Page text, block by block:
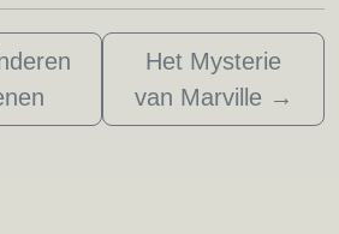
Het Mysterie
van Marville →